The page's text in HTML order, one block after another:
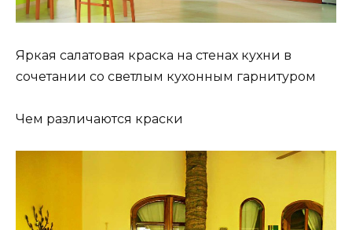
Яркая салатовая краска на стенах кухни в
сочетании со светлым кухонным гарнитуром
Чем различаются краски